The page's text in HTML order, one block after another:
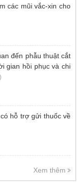
các mũi vắc-xin cho
đến phẫu thuật cắt
gian hồi phục và chi
hỗ trợ gửi thuốc về
Xem thêm